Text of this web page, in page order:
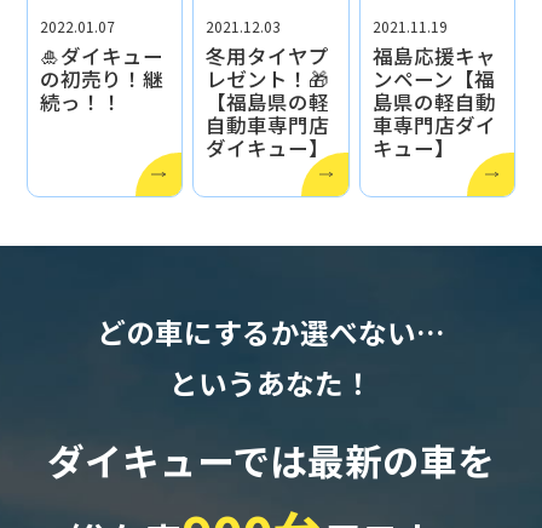
2022.01.07
🎍ダイキュー
の初売り！継
続っ！！
2021.12.03
冬用タイヤプ
レゼント！🎁
【福島県の軽
自動車専門店
ダイキュー】
2021.11.19
福島応援キャ
ンペーン【福
島県の軽自動
車専門店ダイ
キュー】
どの車にするか選べない…
というあなた！
ダイキューでは最新の車を